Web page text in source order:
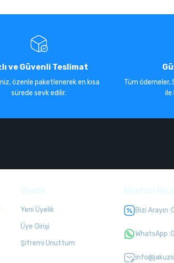
ve Güvenli Teslimat
özenle paketlenerek en kısa
sürede sevk edilir.
Tüm ödemeler,
ile
Yeni Üyelik
Üye Girişi
Şifremi Unuttum
Bizi Arayın :
WhatsApp :